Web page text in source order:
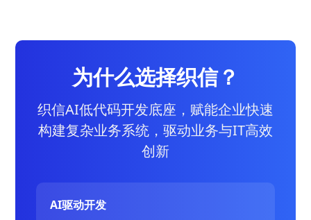
为什么选择织信？
织信AI低代码开发底座，赋能企业快速
构建复杂业务系统，驱动业务与IT高效
创新
AI驱动开发